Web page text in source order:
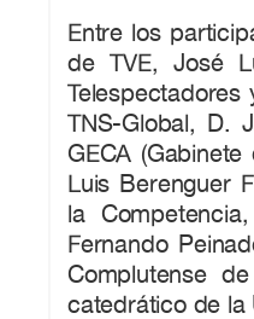
Entre los
de TVE, José
Telespectadores
TNS-Global, D.
GECA
Luis Berenguer
la
Fernando
Complutense
catedrático de la